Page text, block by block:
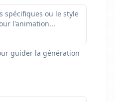
guider la génération